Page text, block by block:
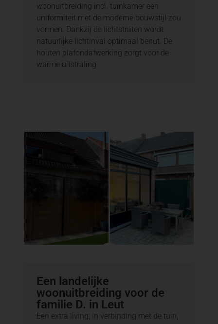
woonuitbreiding incl. tuinkamer een
uniformiteit met de moderne bouwstijl zou
vormen. Dankzij de lichtstraten wordt
natuurlijke lichtinval optimaal benut. De
houten plafondafwerking zorgt voor de
warme uitstraling.
Een landelijke
woonuitbreiding voor de
familie D. in Leut
Een extra living, in verbinding met de tuin,